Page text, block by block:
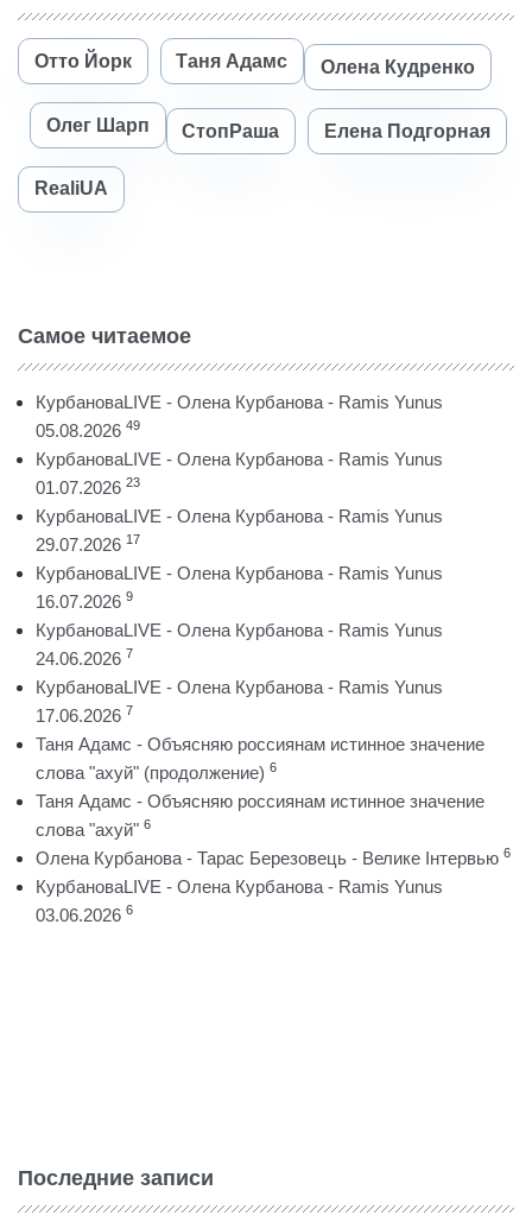
Отто Йорк Таня Адамс Олена Кудренко
Олег Шарп СтопРаша Елена Подгорная
RealiUA
Самое читаемое
КурбановаLIVE - Олена Курбанова - Ramis Yunus
05.08.2026 49
КурбановаLIVE - Олена Курбанова - Ramis Yunus
01.07.2026 23
КурбановаLIVE - Олена Курбанова - Ramis Yunus
29.07.2026 17
КурбановаLIVE - Олена Курбанова - Ramis Yunus
16.07.2026 9
КурбановаLIVE - Олена Курбанова - Ramis Yunus
24.06.2026 7
КурбановаLIVE - Олена Курбанова - Ramis Yunus
17.06.2026 7
Таня Адамс - Объясняю россиянам истинное значение
слова "ахуй" (продолжение) 6
Таня Адамс - Объясняю россиянам истинное значение
слова "ахуй" 6
Олена Курбанова - Тарас Березовець - Велике Інтервью 6
КурбановаLIVE - Олена Курбанова - Ramis Yunus
03.06.2026 6
Последние записи